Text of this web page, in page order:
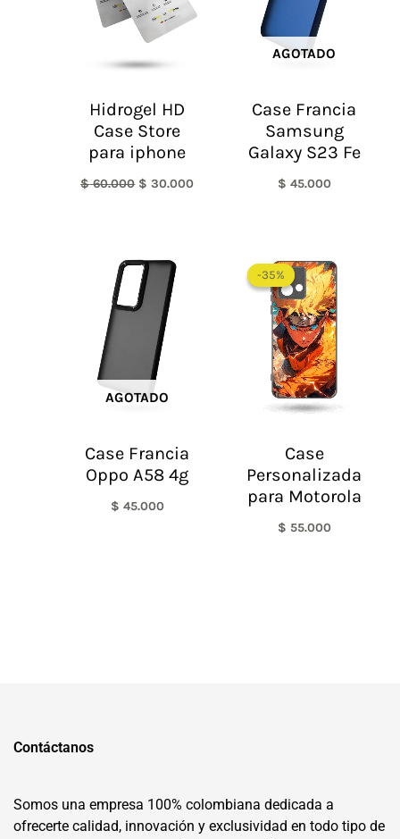
Hidrogel HD
Case Store
para iphone
$60.000 $ 30.000
AGOTADO
Case Francia
Samsung
Galaxy S23 Fe
$ 45.000
AGOTADO
Case Francia
Oppo A58 4g
$ 45.000
-35%
-35%
Case
Personalizada
para Motorola
$ 55.000
Contáctanos
Somos una empresa 100% colombiana dedicada a
ofrecerte calidad, innovación y exclusividad en todo tipo de